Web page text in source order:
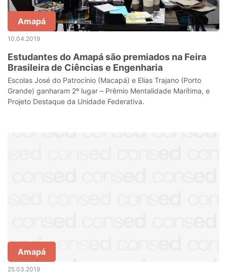
Amapá
10.04.2019
Estudantes do Amapá são premiados na Feira
Brasileira de Ciências e Engenharia
Escolas José do Patrocínio (Macapá) e Elias Trajano (Porto
Grande) ganharam 2º lugar – Prêmio Mentalidade Marítima, e
Projeto Destaque da Unidade Federativa.
Amapá
25.03.2019